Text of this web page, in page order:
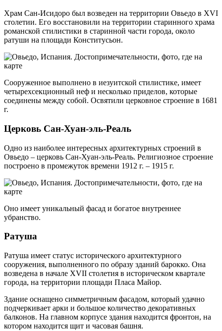
Храм Сан-Исидоро был возведен на территории Овьедо в XVI
столетии. Его восстановили на территории старинного храма
романской стилистики в старинной части города, около
ратуши на площади Конститусьон.
Сооруженное выполнено в иезуитской стилистике, имеет
четырехсекционный неф и несколько приделов, которые
соединены между собой. Освятили церковное строение в 1681
г.
Церковь Сан-Хуан-эль-Реаль
Одно из наиболее интересных архитектурных строений в
Овьедо – церковь Сан-Хуан-эль-Реаль. Религиозное строение
построено в промежуток времени 1912 г. – 1915 г.
Оно имеет уникальный фасад и богатое внутреннее
убранство.
Ратуша
Ратуша имеет статус исторического архитектурного
сооружения, выполненного по образу зданий барокко. Она
возведена в начале XVII столетия в историческом квартале
города, на территории площади Пласа Майор.
Здание оснащено симметричным фасадом, который удачно
подчеркивает арки и большое количество декоративных
балконов. На главном корпусе здания находится фронтон, на
котором находится щит и часовая башня.